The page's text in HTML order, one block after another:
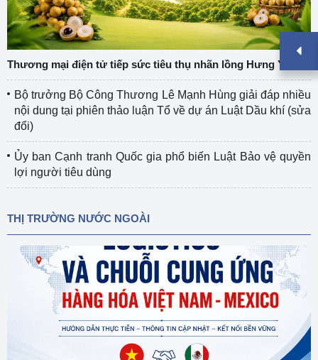
Thương mại điện tử tiếp sức tiêu thụ nhãn lồng Hưng Yên
Bộ trưởng Bộ Công Thương Lê Mạnh Hùng giải đáp nhiều
nội dung tại phiên thảo luận Tổ về dự án Luật Dầu khí (sửa
đổi)
Ủy ban Cạnh tranh Quốc gia phổ biến Luật Bảo vệ quyền
lợi người tiêu dùng
THỊ TRƯỜNG NƯỚC NGOÀI